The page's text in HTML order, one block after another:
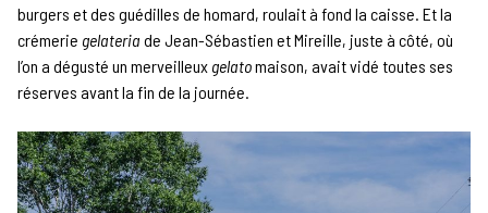
burgers et des guédilles de homard, roulait à fond la caisse. Et la
crémerie gelateria de Jean-Sébastien et Mireille, juste à côté, où
l’on a dégusté un merveilleux gelatomaison, avait vidé toutes ses
réserves avant la fin de la journée.